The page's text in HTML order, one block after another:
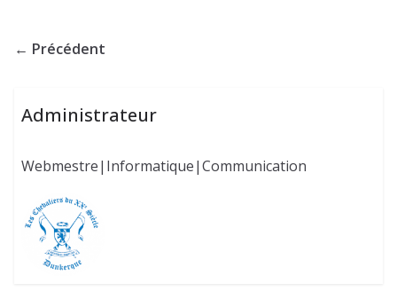
← Précédent
Administrateur
Webmestre|Informatique|Communication